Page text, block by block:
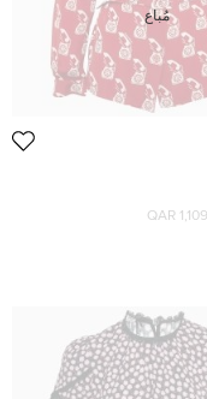
1,109 QAR
مُباع